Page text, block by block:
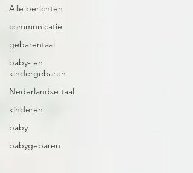
Alle berichten
communicatie
gebarentaal
baby- en
kindergebaren
Nederlandse taal
kinderen
baby
babygebaren